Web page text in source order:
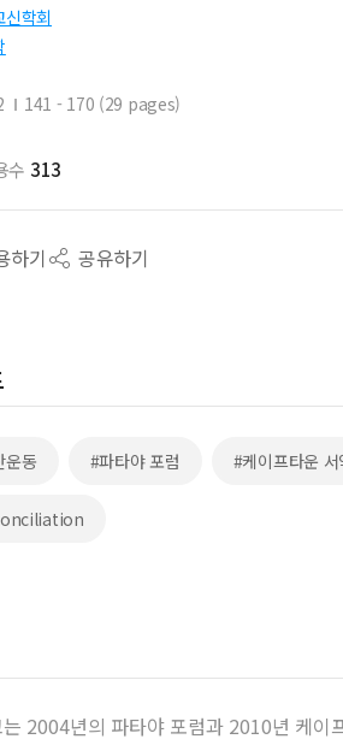
학회
141 - 170 (29 pages)
수 313
하기 공유하기
운동 #파타야 포럼 #케이프타운 서
2004년의 파타야 포럼과 2010년 케이